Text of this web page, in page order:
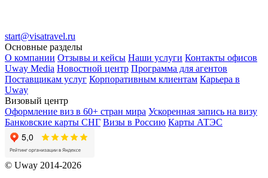
start@visatravel.ru
Основные разделы
О компании Отзывы и кейсы Наши услуги Контакты офисов
Uway Media Новостной центр Программа для агентов
Поставщикам услуг Корпоративным клиентам Карьера в
Uway
Визовый центр
Оформление виз в 60+ стран мира Ускоренная запись на визу
Банковские карты СНГ Визы в Россию Карты АТЭС
© Uway 2014-2026